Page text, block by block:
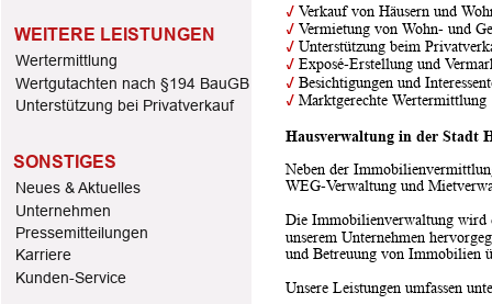
WEITERE LEISTUNGEN
Wertermittlung
Wertgutachten nach §194 BauGB
Unterstützung bei Privatverkauf
SONSTIGES
Neues & Aktuelles
Unternehmen
Pressemitteilungen
Karriere
Kunden-Service
✓ Verkauf von Häusern und
✓ Vermietung von Wohn- und
✓ Unterstützung beim
✓ Exposé-Erstellung und
✓ Besichtigungen und
✓ Marktgerechte Wertermittlung
Hausverwaltung in der Stadt
Neben der
WEG-Verwaltung und
Die Immobilienverwaltung wird
unserem Unternehmen
und Betreuung von Immobilien
Unsere Leistungen umfassen